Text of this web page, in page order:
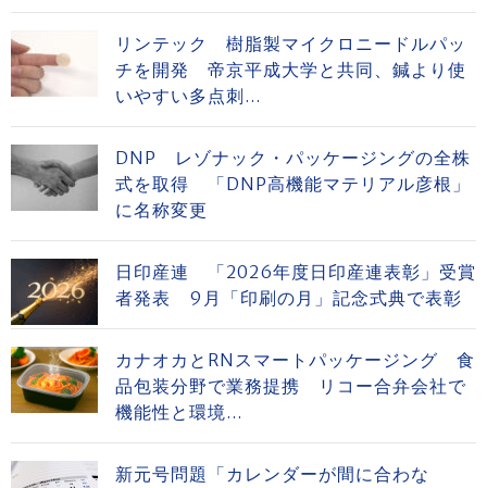
リンテック 樹脂製マイクロニードルパッ
チを開発 帝京平成大学と共同、鍼より使
いやすい多点刺...
DNP レゾナック・パッケージングの全株
式を取得 「DNP高機能マテリアル彦根」
に名称変更
日印産連 「2026年度日印産連表彰」受賞
者発表 9月「印刷の月」記念式典で表彰
カナオカとRNスマートパッケージング 食
品包装分野で業務提携 リコー合弁会社で
機能性と環境...
新元号問題「カレンダーが間に合わな